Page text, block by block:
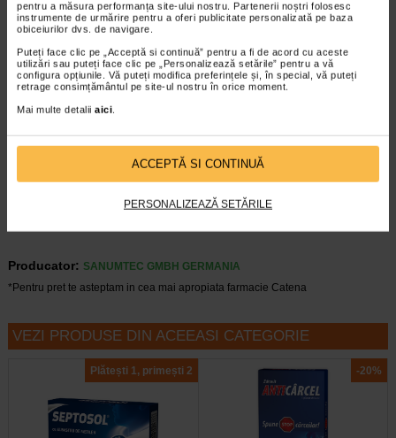
pentru a măsura performanța site-ului nostru. Partenerii noștri folosesc
instrumente de urmărire pentru a oferi publicitate personalizată pe baza
obiceiurilor dvs. de navigare.
Puteți face clic pe „Acceptă si continuă” pentru a fi de acord cu aceste
utilizări sau puteți face clic pe „Personalizează setările” pentru a vă
configura opțiunile. Vă puteți modifica preferințele și, în special, vă puteți
retrage consimțământul pe site-ul nostru în orice moment.
Mai multe detalii aici.
ACCEPTĂ SI CONTINUĂ
PERSONALIZEAZĂ SETĂRILE
indemana si la vederea copiilor mici. A nu se depasi doza
recomandata pentru consumul zilnic. Femeile insarcinate
sau care alapteaza, copii, diabeticii, persoanele alergice la
fructe cu coaja lemnoasa (nuci), telina, soia sau la oricare
dintre ingredientele produsului sau care se afla sub
tratament medicamentos vor consuma produsul doar la sfatul
consultantului de specialitate.
Conditii de pastrare:
A se pastra in ambalajul original, la temperatura camerei, in
locuri ferite de umiditate. A se evita schimbarile bruste de
temperatura din spatiul de depozitare si expunerea la
temperaturi sub 5°C si de peste 40°C !
Producator: SANUMTEC GMBH GERMANIA
*Pentru pret te asteptam in cea mai apropiata farmacie Catena
VEZI PRODUSE DIN ACEEASI CATEGORIE
Plătești 1, primești 2 -20%